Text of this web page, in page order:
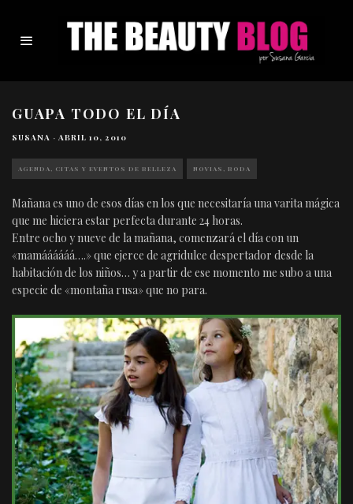
GUAPA TODO EL DÍA
SUSANA · ABRIL 10, 2010
AGENDA, CITAS Y EVENTOS DE BELLEZA NOVIAS, BODA
Mañana es uno de esos días en los que necesitaría una varita mágica
que me hiciera estar perfecta durante 24 horas.
Entre ocho y nueve de la mañana, comenzará el día con un
«mamáááááá….» que ejerce de agridulce despertador desde la
habitación de los niños… y a partir de ese momento me subo a una
especie de «montaña rusa» que no para.